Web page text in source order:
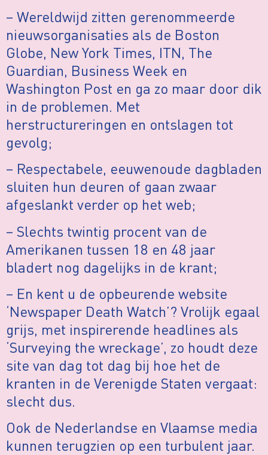
– Wereldwijd zitten gerenommeerde
nieuwsorganisaties als de Boston
Globe, New York Times, ITN, The
Guardian, Business Week en
Washington Post en ga zo maar door dik
in de problemen. Met
herstructureringen en ontslagen tot
gevolg;
– Respectabele, eeuwenoude dagbladen
sluiten hun deuren of gaan zwaar
afgeslankt verder op het web;
– Slechts twintig procent van de
Amerikanen tussen 18 en 48 jaar
bladert nog dagelijks in de krant;
– En kent u de opbeurende website
‘Newspaper Death Watch’? Vrolijk egaal
grijs, met inspirerende headlines als
‘Surveying the wreckage’, zo houdt deze
site van dag tot dag bij hoe het de
kranten in de Verenigde Staten vergaat:
slecht dus.
Ook de Nederlandse en Vlaamse media
kunnen terugzien op een turbulent jaar.